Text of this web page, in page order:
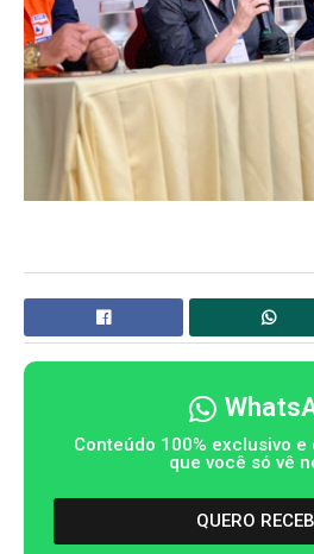
Conteúdo 100% exclusivo
que você só vê
QUERO